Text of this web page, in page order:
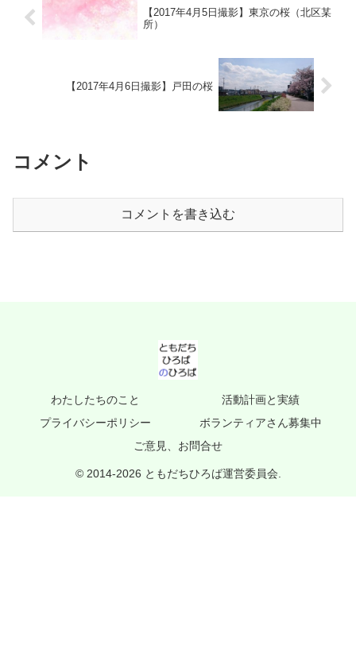
【2017年4月5日撮影】東京の桜（北区某
所）
【2017年4月6日撮影】戸田の桜
コメント
コメントを書き込む
わたしたちのこと
活動計画と実績
プライバシーポリシー
ボランティアさん募集中
ご意見、お問合せ
© 2014-2026 ともだちひろば運営委員会.